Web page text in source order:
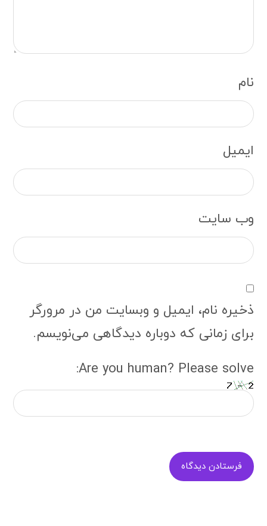
نام
ایمیل
وب‌ سایت
ذخیره نام، ایمیل و وبسایت من در مرورگر
برای زمانی که دوباره دیدگاهی می‌نویسم.
Are you human? Please solve:
فرستادن دیدگاه